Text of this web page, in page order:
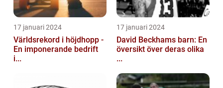
17 januari 2024
Världsrekord i höjdhopp -
En imponerande bedrift
i...
17 januari 2024
David Beckhams barn: En
översikt över deras olika
...